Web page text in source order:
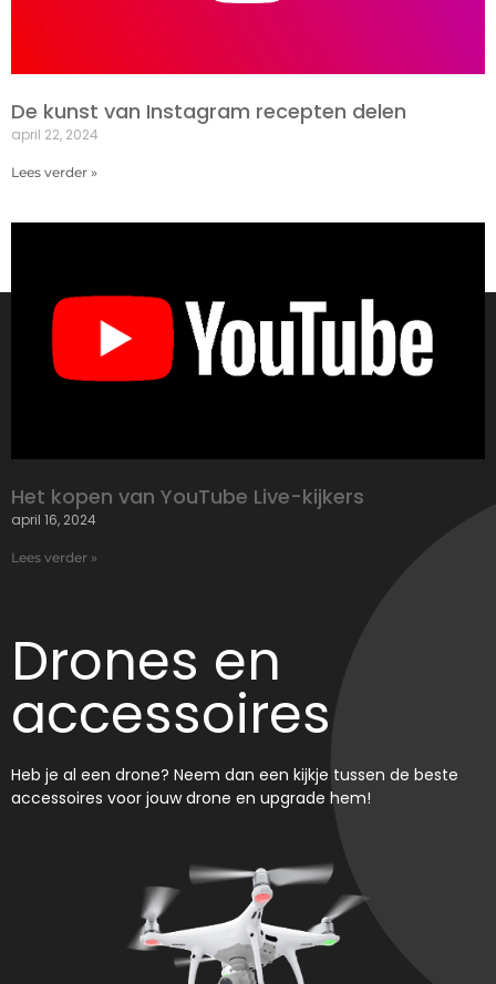
De kunst van Instagram recepten delen
april 22, 2024
Lees verder »
Het kopen van YouTube Live-kijkers
april 16, 2024
Lees verder »
Drones en
accessoires
Heb je al een drone? Neem dan een kijkje tussen de beste
accessoires voor jouw drone en upgrade hem!